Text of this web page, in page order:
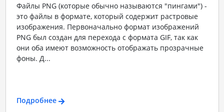
Файлы PNG (которые обычно называются "пингами") -
это файлы в формате, который содержит растровые
изображения. Первоначально формат изображений
PNG был создан для перехода с формата GIF, так как
они оба имеют возможность отображать прозрачные
фоны. Д...
Подробнее